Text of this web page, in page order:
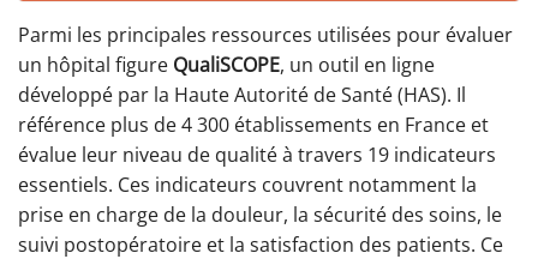
Parmi les principales ressources utilisées pour évaluer
un hôpital figure QualiSCOPE, un outil en ligne
développé par la Haute Autorité de Santé (HAS). Il
référence plus de 4 300 établissements en France et
évalue leur niveau de qualité à travers 19 indicateurs
essentiels. Ces indicateurs couvrent notamment la
prise en charge de la douleur, la sécurité des soins, le
suivi postopératoire et la satisfaction des patients. Ce